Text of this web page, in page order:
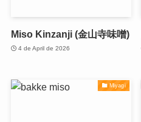
Miso Kinzanji (金山寺味噌)
4 de April de 2026
Miyagi